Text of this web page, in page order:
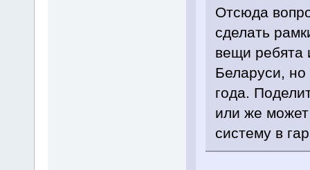
Отсюда
сделать
вещи ребята
Беларуси, но
года.
или же
систему в